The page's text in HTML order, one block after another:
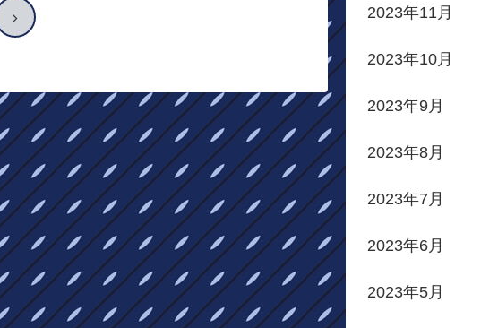
次 2023年11月
2023年10月
2023年9月
2023年8月
2023年7月
2023年6月
2023年5月